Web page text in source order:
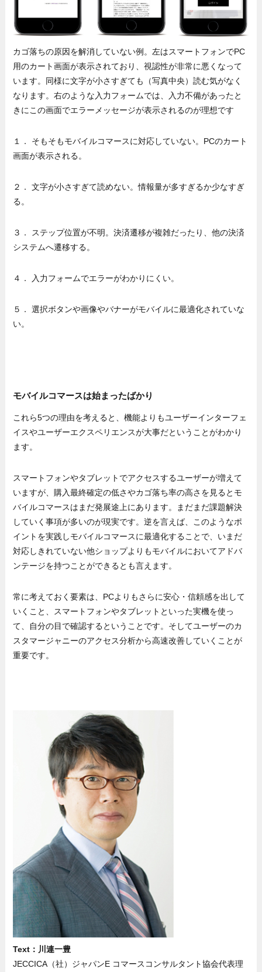
カゴ落ちの原因を解消していない例。左はスマートフォンでPC
用のカート画面が表示されており、視認性が非常に悪くなって
います。同様に文字が小さすぎても（写真中央）読む気がなく
なります。右のような入力フォームでは、入力不備があったと
きにこの画面でエラーメッセージが表示されるのが理想です
１． そもそもモバイルコマースに対応していない。PCのカート
画面が表示される。
２． 文字が小さすぎて読めない。情報量が多すぎるか少なすぎ
る。
３． ステップ位置が不明。決済遷移が複雑だったり、他の決済
システムへ遷移する。
４． 入力フォームでエラーがわかりにくい。
５． 選択ボタンや画像やバナーがモバイルに最適化されていな
い。
モバイルコマースは始まったばかり
これら5つの理由を考えると、機能よりもユーザーインターフェ
イスやユーザーエクスペリエンスが大事だということがわかり
ます。
スマートフォンやタブレットでアクセスするユーザーが増えて
いますが、購入最終確定の低さやカゴ落ち率の高さを見るとモ
バイルコマースはまだ発展途上にあります。まだまだ課題解決
していく事項が多いのが現実です。逆を言えば、このようなポ
イントを実践しモバイルコマースに最適化することで、いまだ
対応しきれていない他ショップよりもモバイルにおいてアドバ
ンテージを持つことができるとも言えます。
常に考えておく要素は、PCよりもさらに安心・信頼感を出して
いくこと、スマートフォンやタブレットといった実機を使っ
て、自分の目で確認するということです。そしてユーザーのカ
スタマージャニーのアクセス分析から高速改善していくことが
重要です。
Text：川連一豊
JECCICA（社）ジャパンE コマースコンサルタント協会代表理